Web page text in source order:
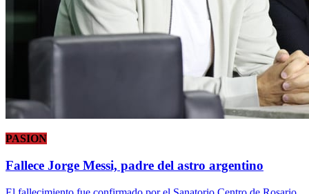
PASION
Fallece Jorge Messi, padre del astro argentino